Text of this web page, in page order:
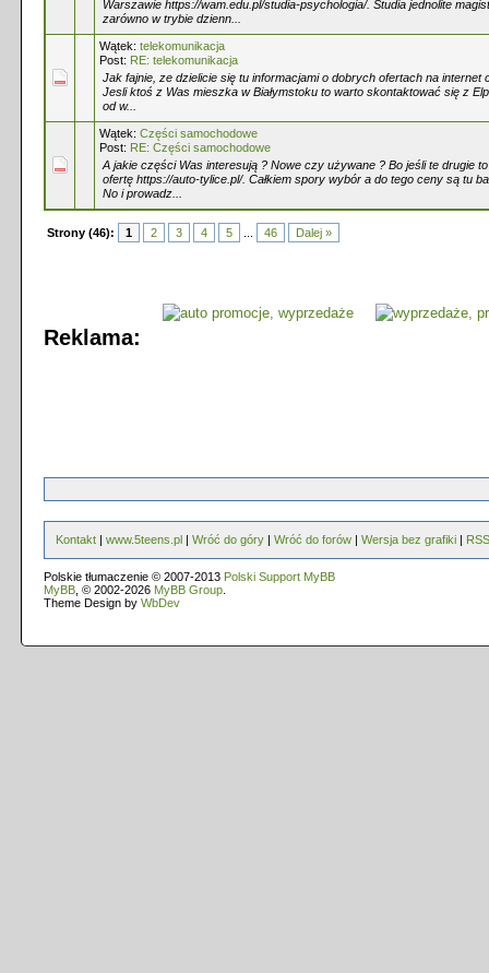
Warszawie https://wam.edu.pl/studia-psychologia/. Studia jednolite
zarówno w trybie dzienn...
Wątek: telekomunikacja
Post: RE: telekomunikacja
Jak fajnie, ze dzielicie się tu informacjami o dobrych ofertach na internet
Jesli ktoś z Was mieszka w Białymstoku to warto skontaktować się z
od w...
Wątek: Części samochodowe
Post: RE: Części samochodowe
A jakie części Was interesują ? Nowe czy używane ? Bo jeśli te drugie
ofertę https://auto-tylice.pl/. Całkiem spory wybór a do tego ceny są tu
No i prowadz...
Strony (46): 1 2 3 4 5 46 Dalej »
Reklama:
Kontakt | www.5teens.pl | Wróć do góry | Wróć do forów | Wersja bez grafiki | RSS
Polskie tłumaczenie © 2007-2013 Polski Support MyBB
MyBB , © 2002-2026 MyBB Group
Theme Design by WbDev